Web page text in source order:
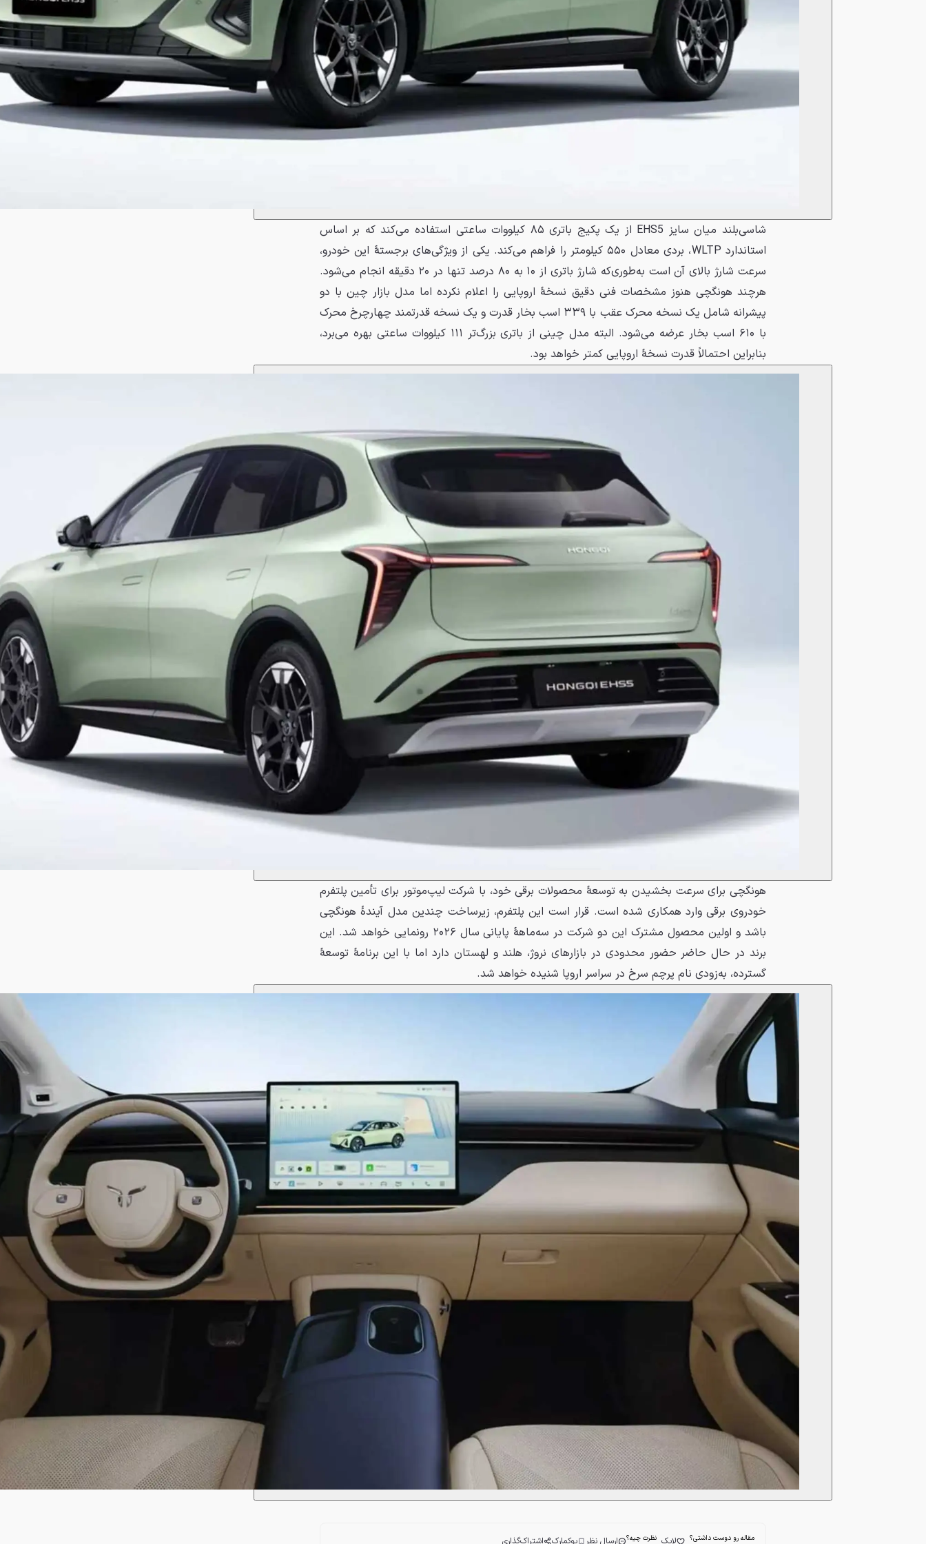
شاسی‌بلند میان سایز EHS5 از یک پکیج باتری ۸۵ کیلووات ساعتی استفاده می‌کند که بر اساس
استاندارد WLTP، بردی معادل ۵۵۰ کیلومتر را فراهم می‌کند. یکی از ویژگی‌های برجستهٔ این خودرو،
سرعت شارژ بالای آن است به‌طوری‌که شارژ باتری از ۱۰ به ۸۰ درصد تنها در ۲۰ دقیقه انجام می‌شود.
هرچند هونگچی هنوز مشخصات فنی دقیق نسخهٔ اروپایی را اعلام نکرده اما مدل بازار چین با دو
پیشرانه شامل یک نسخه محرک عقب با ۳۳۹ اسب بخار قدرت و یک نسخه قدرتمند چهارچرخ محرک
با ۶۱۰ اسب بخار عرضه می‌شود. البته مدل چینی از باتری بزرگ‌تر ۱۱۱ کیلووات ساعتی بهره می‌برد،
بنابراین احتمالاً قدرت نسخهٔ اروپایی کمتر خواهد بود.
هونگچی برای سرعت بخشیدن به توسعهٔ محصولات برقی خود، با شرکت لیپ‌موتور برای تأمین پلتفرم
خودروی برقی وارد همکاری شده است. قرار است این پلتفرم، زیرساخت چندین مدل آیندهٔ هونگچی
باشد و اولین محصول مشترک این دو شرکت در سه‌ماههٔ پایانی سال ۲۰۲۶ رونمایی خواهد شد. این
برند در حال حاضر حضور محدودی در بازارهای نروژ، هلند و لهستان دارد اما با این برنامهٔ توسعهٔ
گسترده، به‌زودی نام پرچم سرخ در سراسر اروپا شنیده خواهد شد.
مقاله رو دوست داشتی؟ لایک نظرت چیه؟ ارسال نظر بوکمارک اشتراک‌گذاری